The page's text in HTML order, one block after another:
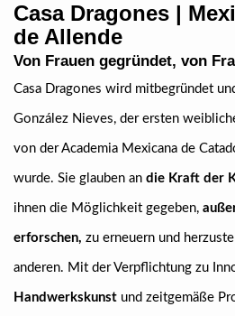
Casa Dragones |
de Allende
Von Frauen gegründet, von
Casa Dragones wird mitbegründet
González Nieves, der ersten
von der Academia Mexicana de
wurde. Sie glauben an die Kraft der
ihnen die Möglichkeit gegeben,
erforschen, zu erneuern und
anderen. Mit der Verpflichtung zu
Handwerkskunst und zeitgemäße